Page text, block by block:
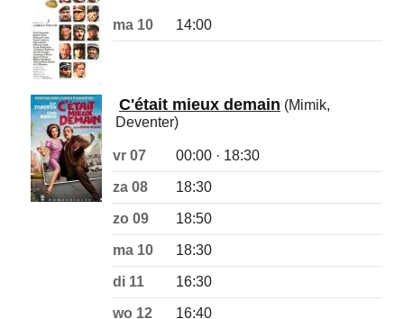
ma 10 14:00
C'était mieux demain (Mimik,
Deventer)
vr 07 00:00 · 18:30
za 08 18:30
zo 09 18:50
ma 10 18:30
di 11 16:30
wo 12 16:40